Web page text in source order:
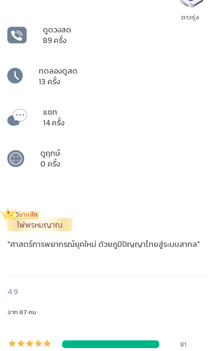
ดูดวงสด
89 ครั้ง
ทดลองดูสด
13 ครั้ง
แชท
14 ครั้ง
ดูฤกษ์
0 ครั้ง
ดาวรุ่ง
ไพ่พรหมญาณ
"ศาสตร์การพยากรณ์ยุคใหม่ ด้วยภูมิปัญญาไทยสู่ระบบสากล"
4.9
จาก 87 คน
81